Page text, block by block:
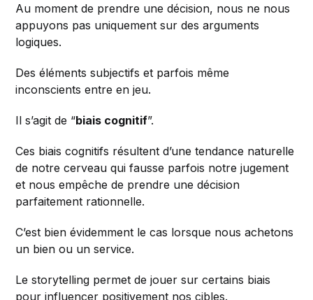
Au moment de prendre une décision, nous ne nous
appuyons pas uniquement sur des arguments
logiques.
Des éléments subjectifs et parfois même
inconscients entre en jeu.
Il s’agit de “biais cognitif”.
Ces biais cognitifs résultent d’une tendance naturelle
de notre cerveau qui fausse parfois notre jugement
et nous empêche de prendre une décision
parfaitement rationnelle.
C’est bien évidemment le cas lorsque nous achetons
un bien ou un service.
Le storytelling permet de jouer sur certains biais
pour influencer positivement nos cibles.